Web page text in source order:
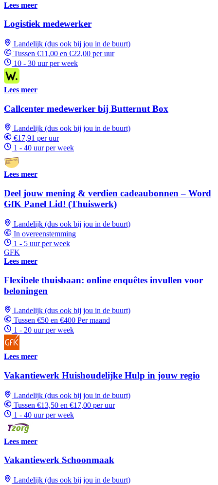
Lees meer
Logistiek medewerker
Landelijk (dus ook bij jou in de buurt)
Tussen €11,00 en €22,00 per uur
10 - 30 uur per week
Lees meer
Callcenter medewerker bij Butternut Box
Landelijk (dus ook bij jou in de buurt)
€17,91 per uur
1 - 40 uur per week
Lees meer
Deel jouw mening & verdien cadeaubonnen – Word
GfK Panel Lid! (Thuiswerk)
Landelijk (dus ook bij jou in de buurt)
In overeenstemming
1 - 5 uur per week
GFK
Lees meer
Flexibele thuisbaan: online enquêtes invullen voor
beloningen
Landelijk (dus ook bij jou in de buurt)
Tussen €50 en €400 Per maand
1 - 20 uur per week
Lees meer
Vakantiewerk Huishoudelijke Hulp in jouw regio
Landelijk (dus ook bij jou in de buurt)
Tussen €13,50 en €17,00 per uur
1 - 40 uur per week
Lees meer
Vakantiewerk Schoonmaak
Landelijk (dus ook bij jou in de buurt)